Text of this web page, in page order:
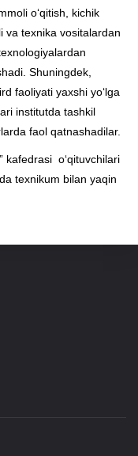
oʻqitish, kichik
va texnika vositalardan
Shuningdek,
faoliyati yaxshi yoʻlga
institutda tashkil
faol qatnashadilar.
kafedrasi oʻqituvchilari
texnikum bilan yaqin